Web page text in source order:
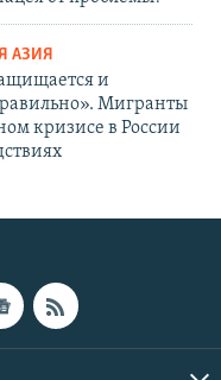
АЗИЯ
и
Мигранты
кризисе в России